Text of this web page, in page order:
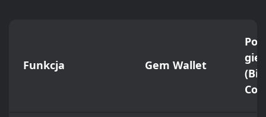
Funkcja Gem Wallet